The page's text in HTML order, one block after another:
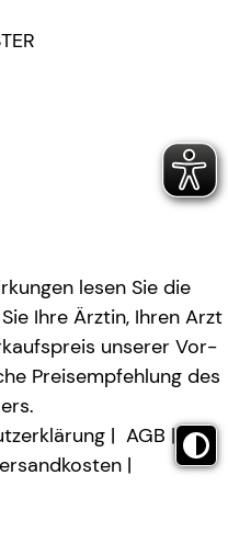
lesen Sie die
Ihre Ärztin, Ihren Arzt
unserer Vor-
Preisempfehlung des
AGB